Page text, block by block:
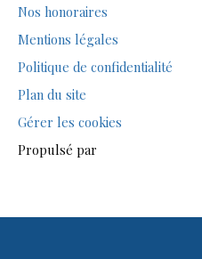
Nos honoraires
Mentions légales
Politique de confidentialité
Plan du site
Gérer les cookies
Propulsé par